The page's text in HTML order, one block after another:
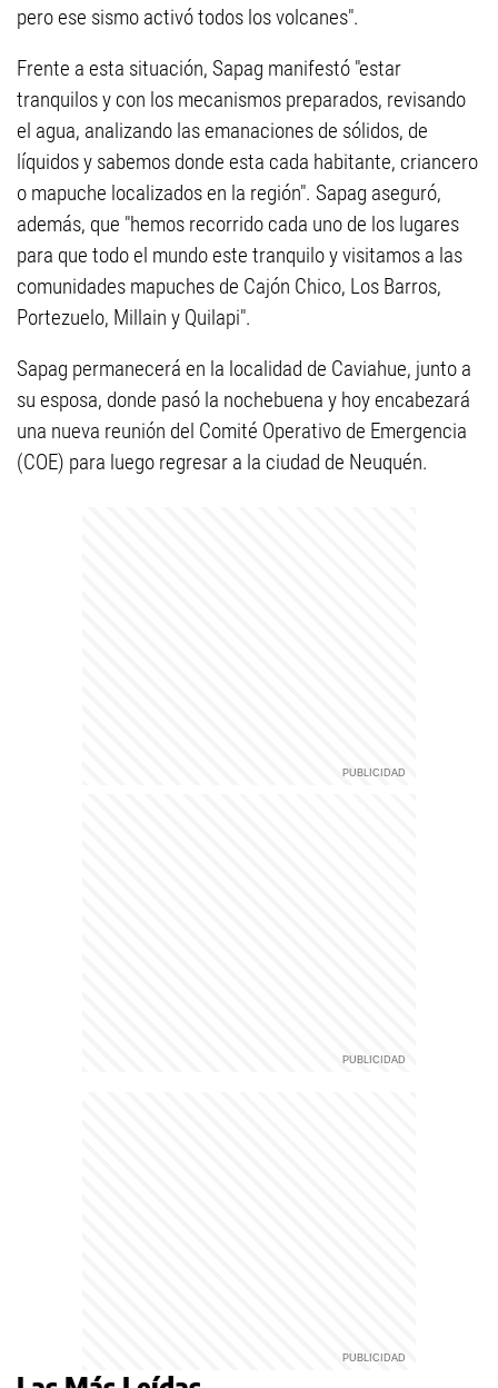
pero ese sismo activó todos los volcanes".
Frente a esta situación, Sapag manifestó "estar
tranquilos y con los mecanismos preparados, revisando
el agua, analizando las emanaciones de sólidos, de
líquidos y sabemos donde esta cada habitante, criancero
o mapuche localizados en la región". Sapag aseguró,
además, que "hemos recorrido cada uno de los lugares
para que todo el mundo este tranquilo y visitamos a las
comunidades mapuches de Cajón Chico, Los Barros,
Portezuelo, Millain y Quilapi".
Sapag permanecerá en la localidad de Caviahue, junto a
su esposa, donde pasó la nochebuena y hoy encabezará
una nueva reunión del Comité Operativo de Emergencia
(COE) para luego regresar a la ciudad de Neuquén.